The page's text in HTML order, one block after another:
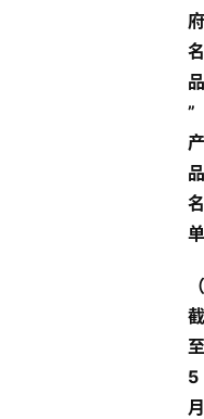
府
名
品
”
产
品
名
单
（
截
至
5
月